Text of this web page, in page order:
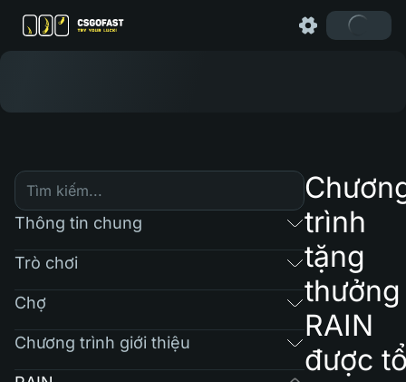
Thông tin chung
Trò chơi
Chợ
Chương trình giới thiệu
trình
tặng
thưởng
RAIN
được